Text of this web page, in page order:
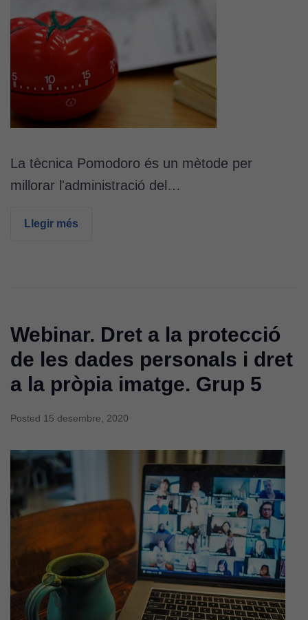
La tècnica Pomodoro és un mètode per
millorar l'administració del…
Llegir més
Webinar. Dret a la protecció
de les dades personals i dret
a la pròpia imatge. Grup 5
Posted 15 desembre, 2020